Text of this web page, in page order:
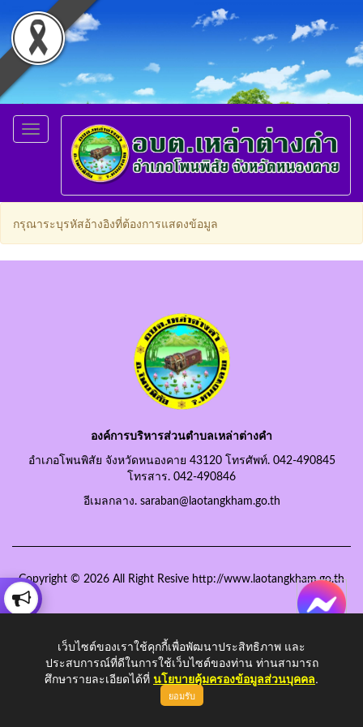
Toggle
navigation
กรุณาระบุรหัสอ้างอิงที่ต้องการแสดงข้อมูล
องค์การบริหารส่วนตำบลเหล่าต่างคำ
อำเภอโพนพิสัย จังหวัดหนองคาย 43120 โทรศัพท์. 042-490845
โทรสาร. 042-490846
อีเมลกลาง. saraban@laotangkham.go.th
Copyright © 2026 All Right Resive http://www.laotangkham.go.th
เว็บไซต์ของเราใช้คุกกี้เพื่อพัฒนาประสิทธิภาพ และ
ประสบการณ์ที่ดีในการใช้เว็บไซต์ของท่าน ท่านสามารถ
ศึกษารายละเอียดได้ที่ นโยบายคุ้มครองข้อมูลส่วนบุคคล.
ยอมรับ